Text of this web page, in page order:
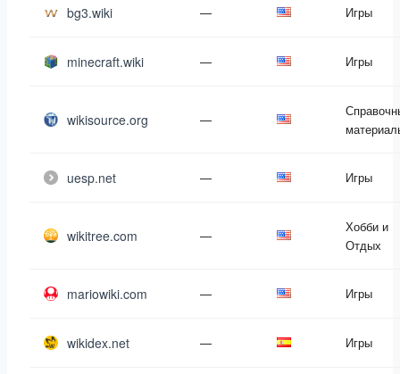
bg3.wiki — Игры
minecraft.wiki — Игры
wikisource.org —
uesp.net — Игры
wikitree.com —
Хобби и
Отдых
mariowiki.com — Игры
wikidex.net — Игры